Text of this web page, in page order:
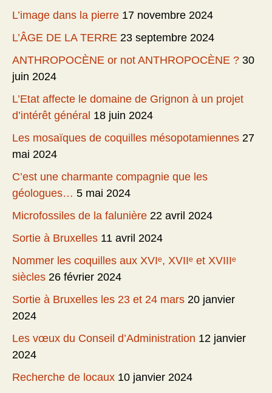
L’image dans la pierre 17 novembre 2024
L’ÂGE DE LA TERRE 23 septembre 2024
ANTHROPOCÈNE or not ANTHROPOCÈNE ? 30
juin 2024
L’Etat affecte le domaine de Grignon à un projet
d’intérêt général 18 juin 2024
Les mosaïques de coquilles mésopotamiennes 27
mai 2024
C’est une charmante compagnie que les
géologues… 5 mai 2024
Microfossiles de la falunière 22 avril 2024
Sortie à Bruxelles 11 avril 2024
Nommer les coquilles aux XVIᵉ, XVIIᵉ et XVIIIᵉ
siècles 26 février 2024
Sortie à Bruxelles les 23 et 24 mars 20 janvier
2024
Les vœux du Conseil d’Administration 12 janvier
2024
Recherche de locaux 10 janvier 2024